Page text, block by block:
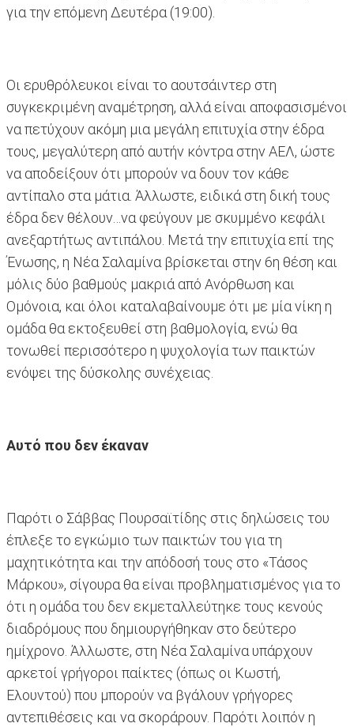
για την επόμενη Δευτέρα (19:00).
Οι ερυθρόλευκοι είναι το αουτσάιντερ στη
συγκεκριμένη αναμέτρηση, αλλά είναι αποφασισμένοι
να πετύχουν ακόμη μια μεγάλη επιτυχία στην έδρα
τους, μεγαλύτερη από αυτήν κόντρα στην ΑΕΛ, ώστε
να αποδείξουν ότι μπορούν να δουν τον κάθε
αντίπαλο στα μάτια. Άλλωστε, ειδικά στη δική τους
έδρα δεν θέλουν…να φεύγουν με σκυμμένο κεφάλι
ανεξαρτήτως αντιπάλου. Μετά την επιτυχία επί της
Ένωσης, η Νέα Σαλαμίνα βρίσκεται στην 6η θέση και
μόλις δύο βαθμούς μακριά από Ανόρθωση και
Ομόνοια, και όλοι καταλαβαίνουμε ότι με μία νίκη η
ομάδα θα εκτοξευθεί στη βαθμολογία, ενώ θα
τονωθεί περισσότερο η ψυχολογία των παικτών
ενόψει της δύσκολης συνέχειας.
Αυτό που δεν έκαναν
Παρότι ο Σάββας Πουρσαϊτίδης στις δηλώσεις του
έπλεξε το εγκώμιο των παικτών του για τη
μαχητικότητα και την απόδοσή τους στο «Τάσος
Μάρκου», σίγουρα θα είναι προβληματισμένος για το
ότι η ομάδα του δεν εκμεταλλεύτηκε τους κενούς
διαδρόμους που δημιουργήθηκαν στο δεύτερο
ημίχρονο. Άλλωστε, στη Νέα Σαλαμίνα υπάρχουν
αρκετοί γρήγοροι παίκτες (όπως οι Κωστή,
Ελουντού) που μπορούν να βγάλουν γρήγορες
αντεπιθέσεις και να σκοράρουν. Παρότι λοιπόν η